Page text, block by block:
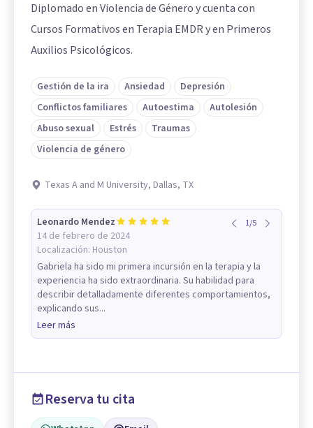
Diplomado en Violencia de Género y cuenta con
Cursos Formativos en Terapia EMDR y en Primeros
Auxilios Psicológicos.
Gestión de la ira Ansiedad
Depresión
Conflictos familiares
Autoestima
Autolesión
Abuso sexual
Estrés
Traumas
Violencia de género
Texas A and M University, Dallas, TX
Leonardo Mendez
14 de febrero de 2024
Localización: Houston
1/5
Gabriela ha sido mi primera incursión en la terapia y la
experiencia ha sido extraordinaria. Su habilidad para
describir detalladamente diferentes comportamientos,
explicando sus...
Leer más
Reserva tu cita